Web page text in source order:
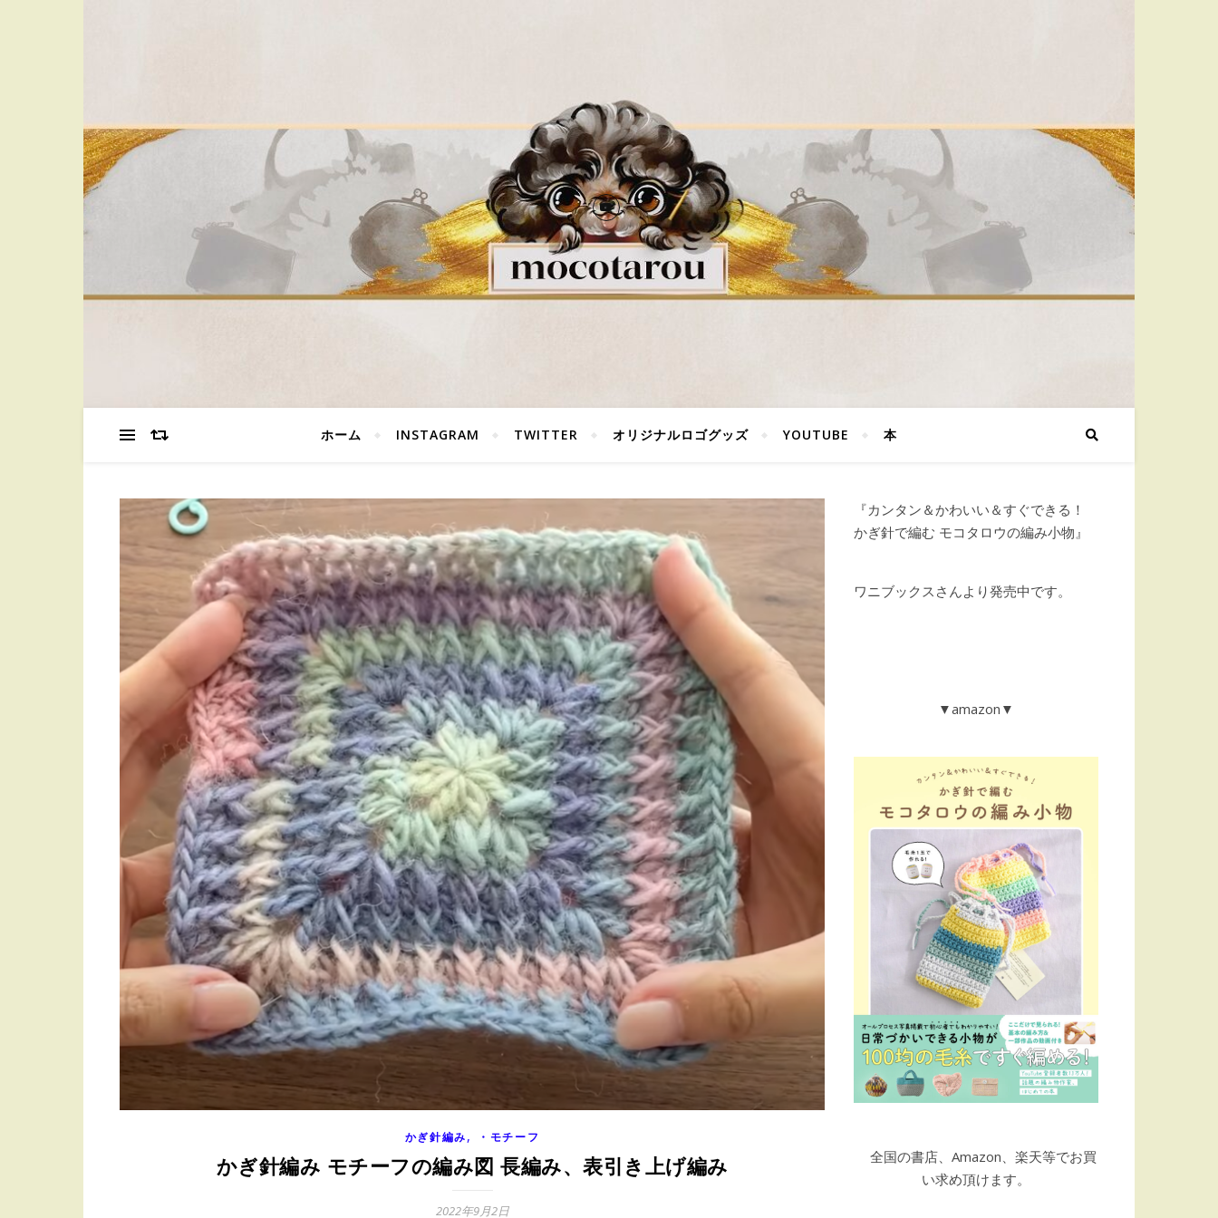
ホーム INSTAGRAM TWITTER オリジナルロゴグッズ YOUTUBE 本
かぎ針編み, ・モチーフ
かぎ針編み モチーフの編み図 長編み、表引き上げ編み
2022年9月2日
『カンタン＆かわいい＆すぐできる！
かぎ針で編む モコタロウの編み小物』
ワニブックスさんより発売中です。
▼amazon▼
全国の書店、Amazon、楽天等でお買
い求め頂けます。